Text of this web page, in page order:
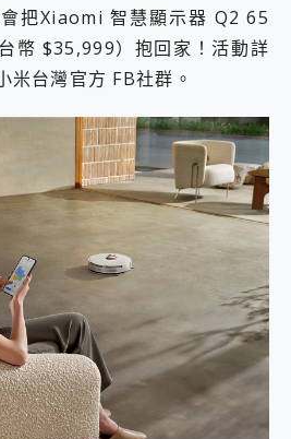
把Xiaomi 智慧顯示器 Q2 65
幣 $35,999）抱回家！活動詳
米台灣官方 FB社群。